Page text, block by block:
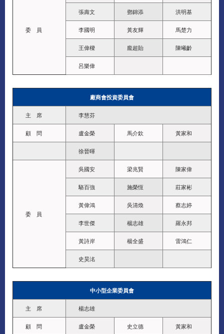
委 員
張壽文 鄧錦添 洪明基
李國明 黃友輝 馬楚力
王偉樑 龐超貽 陳曦齡
呂樂偉
廠商會投資委員會
主 席 李慧芬
顧 問 盧金榮 馬介欽 黃家和
徐晉暉
委 員
吳國安 梁兆賢 陳家偉
駱百強 施榮恆 莊家彬
黃偉鴻 吳清煥 蔡志婷
李世傑 楊志雄 羅永邦
黃詩岸 楊全盛 雷鴻仁
史昊洺
中小型企業委員會
主 席 楊志雄
顧 問 盧金榮 史立德 黃家和